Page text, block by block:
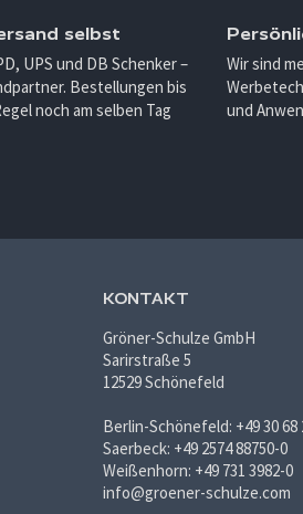
selbst
UPS und DB Schenker –
Bestellungen bis
noch am selben Tag
Wir sind
und
KONTAKT
Gröner-Schulze GmbH
Sarirstraße 5
12529 Schönefeld
Berlin-Schönefeld: +49 30 68
Saerbeck: +49 2574 88750-0
Weißenhorn: +49 731 3982-0
info@groener-schulze.com